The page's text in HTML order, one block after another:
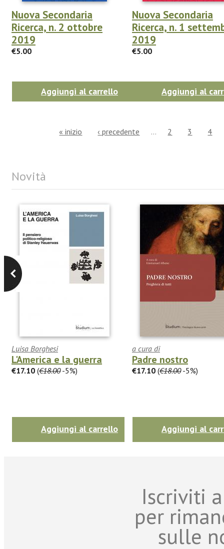
Nuova Secondaria
Ricerca, n. 2 ottobre
2019
€5.00
Aggiungi al carrello
Nuova Secondaria
Ricerca, n. 1
2019
€5.00
Aggiungi al
« inizio ‹ precedente … 2 3 4
Novità
Luisa Borghesi
L'America e la guerra
€17.10 (€18.00-5%)
Aggiungi al carrello
a cura di
Padre nostro
€17.10 (€18.00-5%)
Aggiungi al
Iscriviti
per
sulle